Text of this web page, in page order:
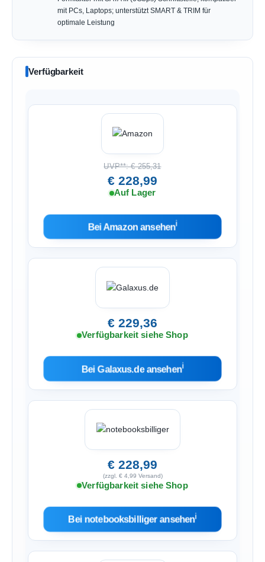
mit PCs, Laptops; unterstützt SMART & TRIM für
optimale Leistung
Verfügbarkeit
UVP**: € 255,31
€ 228,99
Auf Lager
Bei Amazon ansehenℹ︎
€ 229,36
Verfügbarkeit siehe Shop
Bei Galaxus.de ansehenℹ︎
€ 228,99
(zzgl. € 4,99 Versand)
Verfügbarkeit siehe Shop
Bei notebooksbilliger ansehenℹ︎